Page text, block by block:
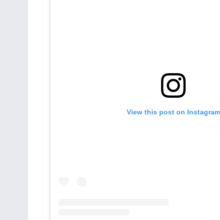
View this post on Instagram